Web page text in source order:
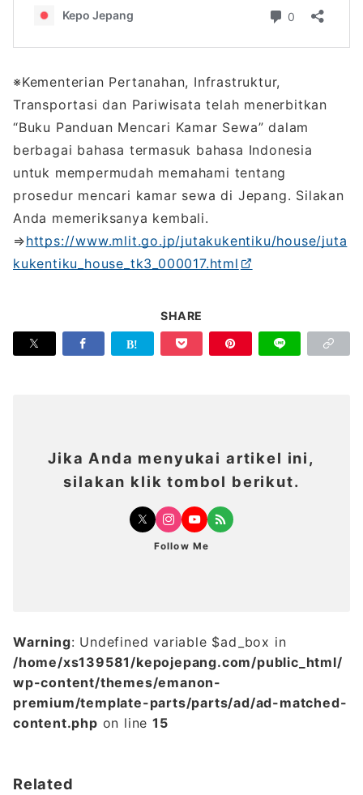
※Kementerian Pertanahan, Infrastruktur,
Transportasi dan Pariwisata telah menerbitkan
“Buku Panduan Mencari Kamar Sewa” dalam
berbagai bahasa termasuk bahasa Indonesia
untuk mempermudah memahami tentang
prosedur mencari kamar sewa di Jepang. Silakan
Anda memeriksanya kembali.
⇒https://www.mlit.go.jp/jutakukentiku/house/juta
kukentiku_house_tk3_000017.html
SHARE
Jika Anda menyukai artikel ini,
silakan klik tombol berikut.
Follow Me
Warning: Undefined variable $ad_box in
/home/xs139581/kepojepang.com/public_html/
wp-content/themes/emanon-
premium/template-parts/parts/ad/ad-matched-
content.php on line15
Related